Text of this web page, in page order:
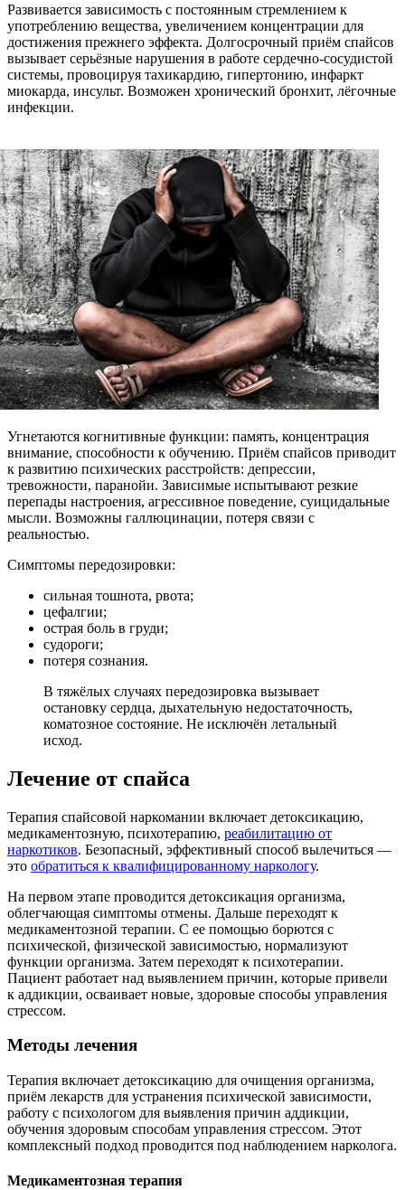
Развивается зависимость с постоянным стремлением к
употреблению вещества, увеличением концентрации для
достижения прежнего эффекта. Долгосрочный приём спайсов
вызывает серьёзные нарушения в работе сердечно-сосудистой
системы, провоцируя тахикардию, гипертонию, инфаркт
миокарда, инсульт. Возможен хронический бронхит, лёгочные
инфекции.
Угнетаются когнитивные функции: память, концентрация
внимание, способности к обучению. Приём спайсов приводит
к развитию психических расстройств: депрессии,
тревожности, паранойи. Зависимые испытывают резкие
перепады настроения, агрессивное поведение, суицидальные
мысли. Возможны галлюцинации, потеря связи с
реальностью.
Симптомы передозировки:
сильная тошнота, рвота;
цефалгии;
острая боль в груди;
судороги;
потеря сознания.
В тяжёлых случаях передозировка вызывает
остановку сердца, дыхательную недостаточность,
коматозное состояние. Не исключён летальный
исход.
Лечение от спайса
Терапия спайсовой наркомании включает детоксикацию,
медикаментозную, психотерапию, реабилитацию от
наркотиков. Безопасный, эффективный способ вылечиться —
это обратиться к квалифицированному наркологу.
На первом этапе проводится детоксикация организма,
облегчающая симптомы отмены. Дальше переходят к
медикаментозной терапии. С ее помощью борются с
психической, физической зависимостью, нормализуют
функции организма. Затем переходят к психотерапии.
Пациент работает над выявлением причин, которые привели
к аддикции, осваивает новые, здоровые способы управления
стрессом.
Методы лечения
Терапия включает детоксикацию для очищения организма,
приём лекарств для устранения психической зависимости,
работу с психологом для выявления причин аддикции,
обучения здоровым способам управления стрессом. Этот
комплексный подход проводится под наблюдением нарколога.
Медикаментозная терапия